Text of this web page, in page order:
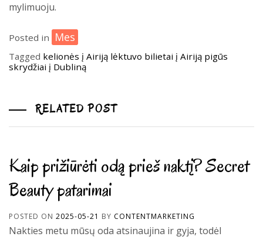
mylimuoju.
Posted in Mes
Tagged kelionės į Airiją lėktuvo bilietai į Airiją pigūs
skrydžiai į Dubliną
RELATED POST
Kaip prižiūrėti odą prieš naktį? Secret
Beauty patarimai
POSTED ON 2025-05-21 BY CONTENTMARKETING
Nakties metu mūsų oda atsinaujina ir gyja, todėl